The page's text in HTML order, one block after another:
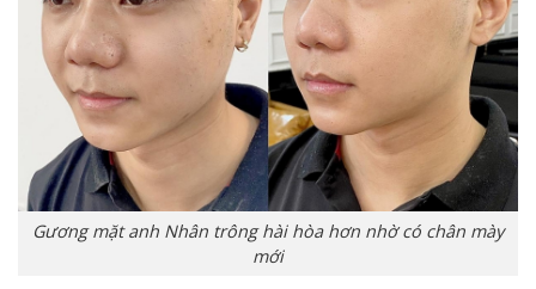
Gương mặt anh Nhân trông hài hòa hơn nhờ có chân mày
mới